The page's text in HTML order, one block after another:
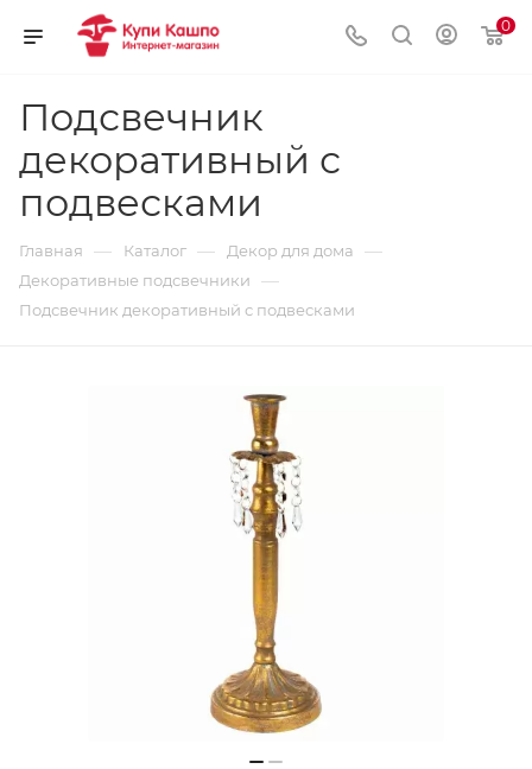
0
Подсвечник
декоративный с
подвесками
Главная — Каталог — Декор для дома —
Декоративные подсвечники —
Подсвечник декоративный с подвесками